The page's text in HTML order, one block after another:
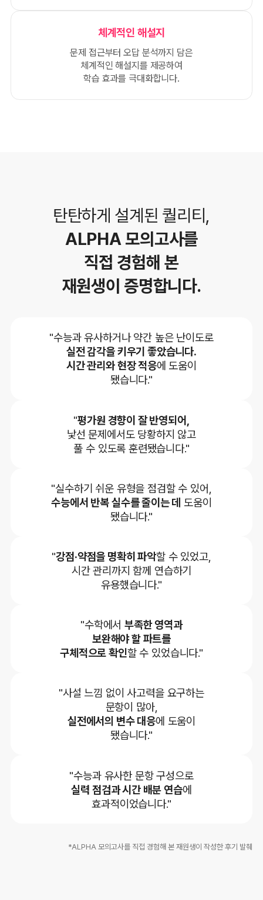
체계적인 해설지
문제 접근부터 오답 분석까지 담은
체계적인 해설지를 제공하여
학습 효과를 극대화합니다.
탄탄하게 설계된 퀄리티,
ALPHA 모의고사를
직접 경험해 본
재원생이 증명합니다.
"수능과 유사하거나 약간 높은 난이도로
실전 감각을 키우기 좋았습니다.
시간 관리와 현장 적응에 도움이
됐습니다."
"평가원 경향이 잘 반영되어,
낯선 문제에서도 당황하지 않고
풀 수 있도록 훈련됐습니다."
"실수하기 쉬운 유형을 점검할 수 있어,
수능에서 반복 실수를 줄이는 데 도움이
됐습니다."
"강점·약점을 명확히 파악할 수 있었고,
시간 관리까지 함께 연습하기
유용했습니다."
"수학에서부족한 영역과
보완해야 할 파트를
구체적으로 확인할 수 있었습니다."
"사설 느낌 없이 사고력을 요구하는
문항이 많아,
실전에서의 변수 대응에 도움이
됐습니다."
"수능과 유사한 문항 구성으로
실력 점검과 시간 배분 연습에
효과적이었습니다."
*ALPHA 모의고사를 직접 경험해 본 재원생이 작성한 후기 발췌